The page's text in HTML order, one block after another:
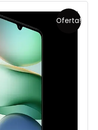
Oferta!